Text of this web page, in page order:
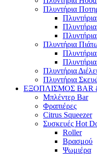
Πλυντήρια
Πλυντήρια
Πλυντήρια
Πλυντήρια
ΕΞΟΠΛΙΣΜΟΣ BAR
Μπλέντερ Bar
Φραπιέρες
Citrus Squeezer
Συσκευές Hot
Roller
Βρασμού
Ψωμιέρα